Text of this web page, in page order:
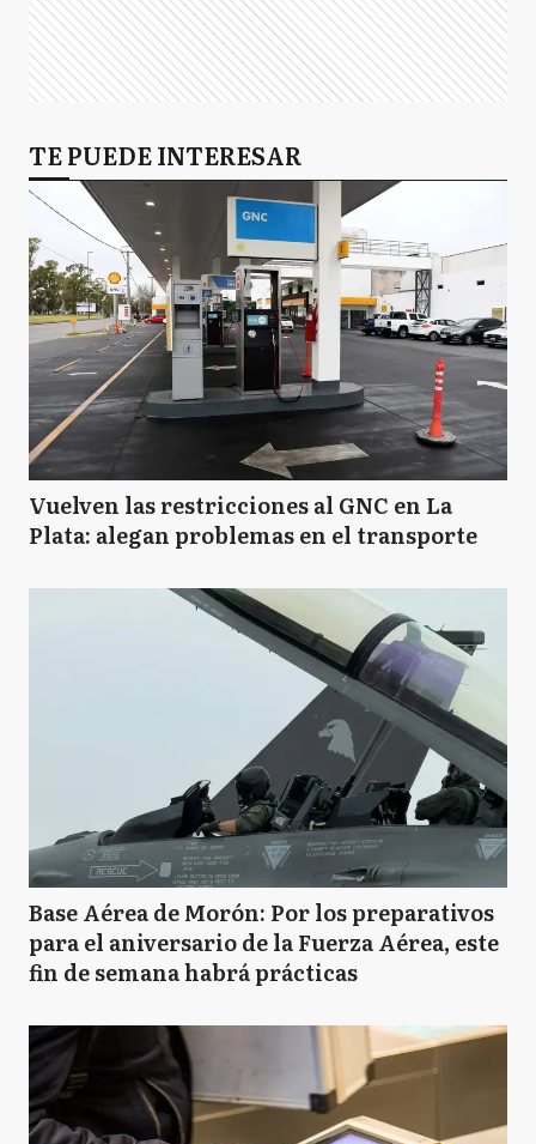
TE PUEDE INTERESAR
Vuelven las restricciones al GNC en La
Plata: alegan problemas en el transporte
Base Aérea de Morón: Por los preparativos
para el aniversario de la Fuerza Aérea, este
fin de semana habrá prácticas